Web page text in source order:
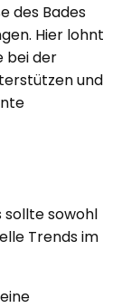
des Bades
Hier lohnt
bei der
und
sollte sowohl
Trends im